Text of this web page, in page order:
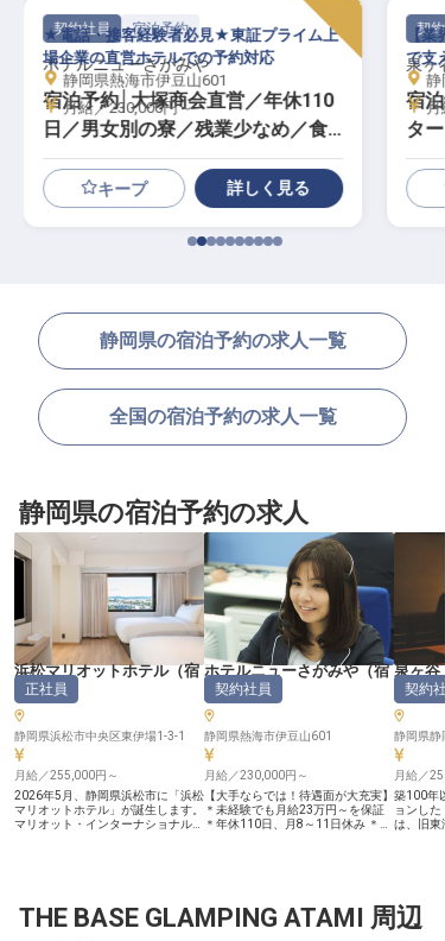
契約社員 宿泊予約
ホテルニューさがみや
宿泊予約│大塚商会直営／年休110
日／男女別の寮／残業少なめ／食
堂あり
★電話・接客経験者必見★東証プライム上
場企業の直営ホテルでの予約対応
静岡県熱海市伊豆山601
月給／230,000円～
キープ 詳しく見る
契約
泉ヶ
宿
タ
【業
で支
静
月
静岡県の宿泊予約の求人一覧
全国の宿泊予約の求人一覧
静岡県の宿泊予約の求人
浜松マリオットホテル（宿
泊予約）
正社員
静岡県浜松市中央区東伊場1-3-1
月給／255,000円～
2026年5月、静岡県浜松市に「浜松
マリオットホテル」が誕生します。
マリオット・インターナショナルと
わります。 新ブランドのもと、宿
泊予約スーパーバイザーを募集いた
ホテルニューさがみや（宿
泊予約）
契約社員
静岡県熱海市伊豆山601
月給／230,000円～
【大手ならでは！待遇面が大充実】
＊未経験でも月給23万円～を保証
＊年休110日、月8～11日休み ＊ス
安定のキャリアを！】 何らかの接
客経験＆電話オペレーションの経験
泉ヶ
泊予約
契約社
静岡県静
月給／
築100年
ョンし
は、旧東
な宿泊体
せんか？ 今回お迎えする方には、
THE BASE GLAMPING ATAMI 周辺